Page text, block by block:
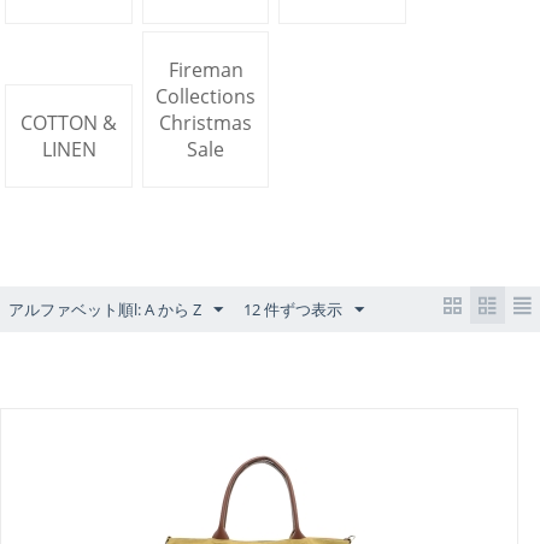
COTTON &
LINEN
Fireman
Collections
Christmas
Sale
アルファベット順l: A から Z 12 件ずつ表示